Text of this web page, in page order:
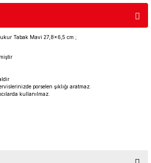
Tabak Mavi 27,8x6,5 cm ;
porselen şıklığı aratmaz.
kullanılmaz.